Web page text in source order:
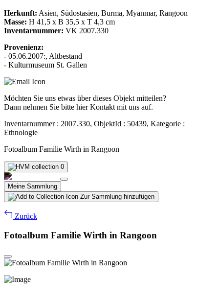
Herkunft: Asien, Südostasien, Burma, Myanmar, Rangoon
Masse: H 41,5 x B 35,5 x T 4,3 cm
Inventarnummer: VK 2007.330
Provenienz:
- 05.06.2007:, Altbestand
- Kulturmuseum St. Gallen
Möchten Sie uns etwas über dieses Objekt mitteilen?
Dann nehmen Sie bitte hier Kontakt mit uns auf.
Inventarnummer : 2007.330, ObjektId : 50439, Kategorie :
Ethnologie
Fotoalbum Familie Wirth in Rangoon
0
Meine Sammlung
Zur Sammlung hinzufügen
Zurück
Fotoalbum Familie Wirth in Rangoon